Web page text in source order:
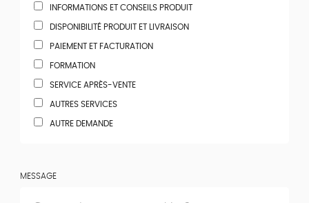
INFORMATIONS ET CONSEILS PRODUIT
DISPONIBILITÉ PRODUIT ET LIVRAISON
PAIEMENT ET FACTURATION
FORMATION
SERVICE APRÈS-VENTE
AUTRES SERVICES
AUTRE DEMANDE
MESSAGE